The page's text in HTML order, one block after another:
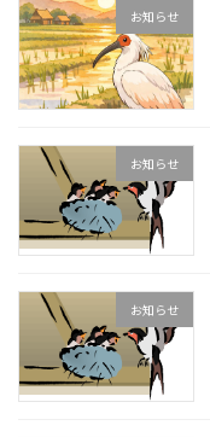
お知らせ
お知らせ
お知らせ